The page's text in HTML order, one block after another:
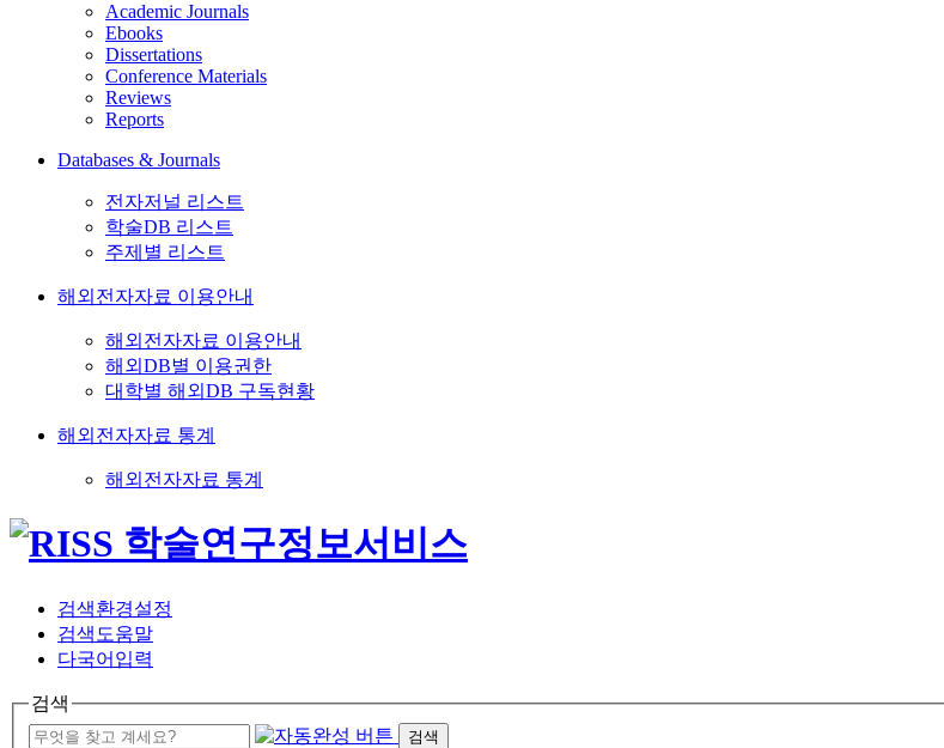
Academic Journals
Ebooks
Dissertations
Conference Materials
Reviews
Reports
Databases & Journals
전자저널 리스트
학술DB 리스트
주제별 리스트
해외전자자료 이용안내
해외전자자료 이용안내
해외DB별 이용권한
대학별 해외DB 구독현황
해외전자자료 통계
해외전자자료 통계
검색환경설정
검색도움말
다국어입력
검색
검색